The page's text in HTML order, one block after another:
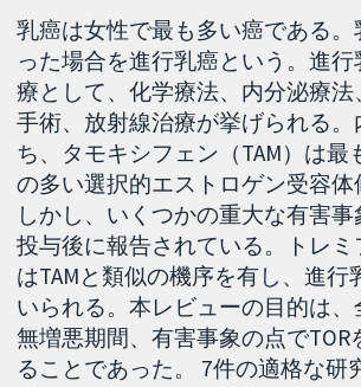
乳癌は女性で最も多い癌である
った場合を進行乳癌という。進
療として、化学療法、内分泌療
手術、放射線治療が挙げられる。
ち、タモキシフェン（TAM）は最
の多い選択的エストロゲン受容体
しかし、いくつかの重大な有害事
投与後に報告されている。トレミ
はTAMと類似の機序を有し、進行
いられる。本レビューの目的は、
無増悪期間、有害事象の点でTOR
ることであった。 7件の適格な研